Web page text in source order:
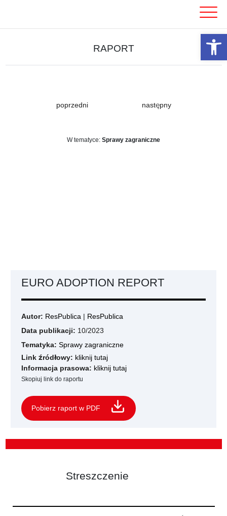
RAPORT
poprzedni następny
W tematyce: Sprawy zagraniczne
EURO ADOPTION REPORT
Autor: ResPublica | ResPublica
Data publikacji: 10/2023
Tematyka: Sprawy zagraniczne
Link źródłowy: kliknij tutaj
Informacja prasowa: kliknij tutaj
Skopiuj link do raportu
Pobierz raport w PDF
Streszczenie